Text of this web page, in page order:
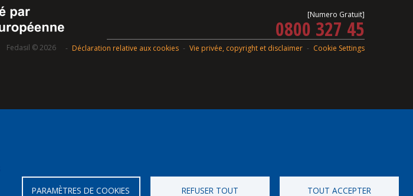
[Numero Gratuit]
0800 327 45
Déclaration relative aux cookies Vie privée, copyright et disclaimer Cookie Settings
PARAMÈTRES DE COOKIES REFUSER TOUT TOUT ACCEPTER
Fedasil © 2026